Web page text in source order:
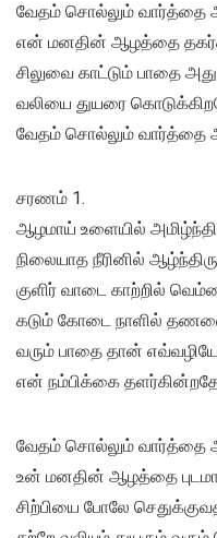
வேதம் சொல்லும் வார்த்தை
என் மனதின் ஆழத்தை
சிலுவை காட்டும் பாதை அது
வலியை துயரை
வேதம் சொல்லும் வார்த்தை
சரணம் 1.
ஆழமாய் உளையில்
நிலையாத நீரினில்
குளிர் வாடை காற்றில்
கடும் கோடை நாளில்
வரும் பாதை தான்
என் நம்பிக்கை
வேதம் சொல்லும் வார்த்தை
உன் மனதின் ஆழத்தை
சிற்பியை போலே